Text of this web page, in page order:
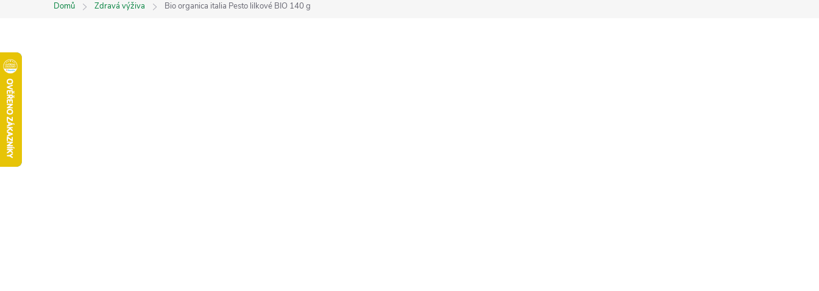
Domů Zdravá výživa Bio organica italia Pesto lilkové BIO 140 g